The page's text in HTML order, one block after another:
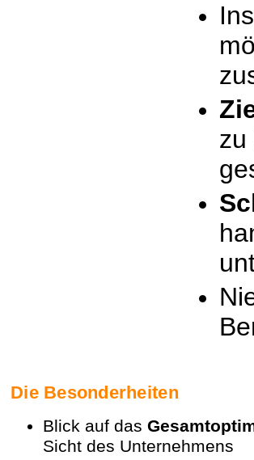
zu
Die Besonderheiten
Blick auf das
Sicht des Unternehmens